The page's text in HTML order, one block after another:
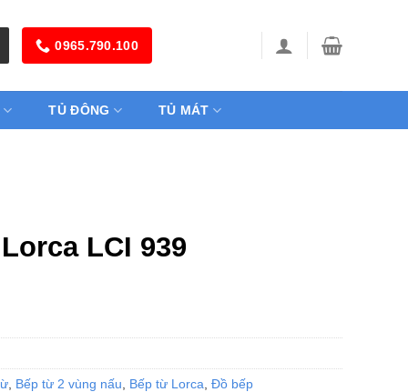
0965.790.100
TỦ ĐÔNG TỦ MÁT
LCI 939
, Bếp từ 2 vùng nấu Bếp từ Lorca Đồ bếp